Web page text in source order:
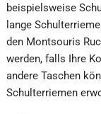
beispielsweise
lange
den Montsouris
werden, falls Ihre
andere Taschen
Schulterriemen